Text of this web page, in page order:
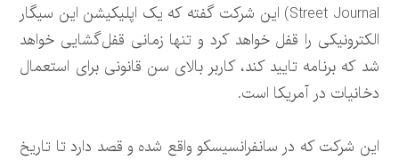
Street Journal) این شرکت گفته که یک اپلیکیشن این سیگار
الکترونیکی را قفل خواهد کرد و تنها زمانی قفل‌گشایی خواهد
شد که برنامه تایید کند، کاربر بالای سن قانونی برای استعمال
دخانیات در آمریکا است.
این شرکت که در سانفرانسیسکو واقع شده و قصد دارد تا تاریخ